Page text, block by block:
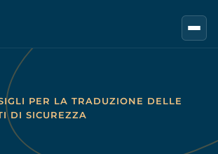
PER LA TRADUZIONE DELLE
DI SICUREZZA